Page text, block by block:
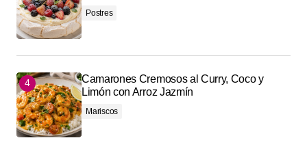
Postres
Camarones Cremosos al Curry, Coco y
Limón con Arroz Jazmín
Mariscos